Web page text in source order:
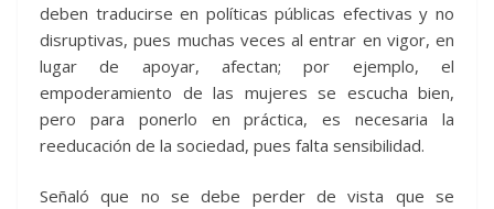
deben traducirse en políticas públicas efectivas y no
disruptivas, pues muchas veces al entrar en vigor, en
lugar de apoyar, afectan; por ejemplo, el
empoderamiento de las mujeres se escucha bien,
pero para ponerlo en práctica, es necesaria la
reeducación de la sociedad, pues falta sensibilidad.
Señaló que no se debe perder de vista que se